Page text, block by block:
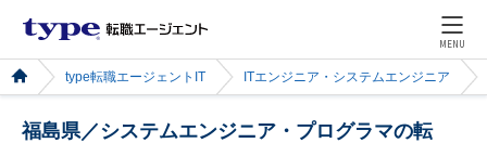
MENU
type転職エージェントIT ITエンジニア・システムエンジニア
福島県／システムエンジニア・プログラマの転